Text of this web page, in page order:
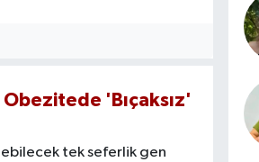
Obezitede 'Bıçaksız'
tek seferlik gen